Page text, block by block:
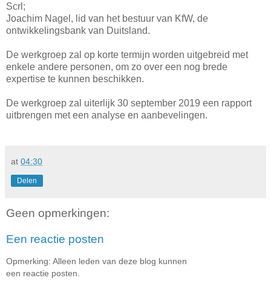
Scrl;
Joachim Nagel, lid van het bestuur van KfW, de
ontwikkelingsbank van Duitsland.
De werkgroep zal op korte termijn worden uitgebreid met
enkele andere personen, om zo over een nog brede
expertise te kunnen beschikken.
De werkgroep zal uiterlijk 30 september 2019 een rapport
uitbrengen met een analyse en aanbevelingen.
at 04:30
Delen
Geen opmerkingen:
Een reactie posten
Opmerking: Alleen leden van deze blog kunnen
een reactie posten.